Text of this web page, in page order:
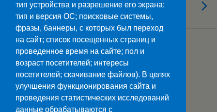
«Стратегия успеха»
Загрузить Еще Из Этой Категории…
Наверх
тип устройства и разрешение его экрана;
тип и версия ОС; поисковые системы,
фразы, баннеры, с которых был переход
на сайт; список посещенных страниц и
проведенное время на сайте; пол и
возраст посетителей; интересы
посетителей; скачивание файлов). В целях
улучшения функционирования сайта и
проведения статистических исследований
данные обрабатываются с